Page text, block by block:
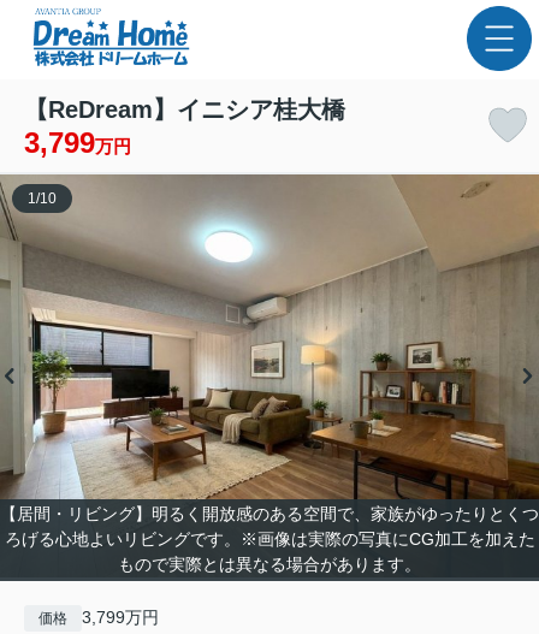
【ReDream】イニシア桂大橋
3,799万円
【居間・リビング】明るく開放感のある空間で、家族がゆったりとくつ
ろげる心地よいリビングです。※画像は実際の写真にCG加工を加えた
もので実際とは異なる場合があります。
1 /10
価格 3,799万円